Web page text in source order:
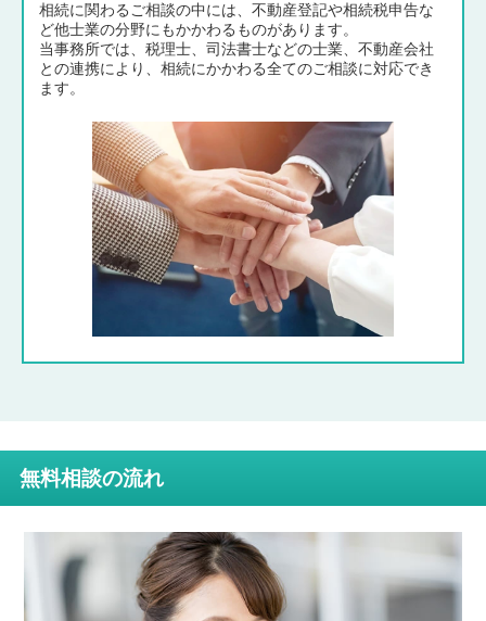
相続に関わるご相談の中には、不動産登記や相続税申告な
ど他士業の分野にもかかわるものがあります。
当事務所では、税理士、司法書士などの士業、不動産会社
との連携により、相続にかかわる全てのご相談に対応でき
ます。
無料相談の流れ